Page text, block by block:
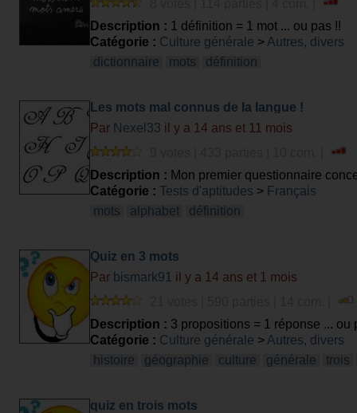
Description : 1 définition = 1 mot ... ou pas !!
Catégorie : Culture générale > Autres, divers
dictionnaire
mots définition
Les mots mal connus de la langue !
Par Nexel33 il y a 14 ans et 11 mois
Description : Mon premier questionnaire
Amusez-vous bien.
Catégorie : Tests d'aptitudes > Français
mots
alphabet définition
Quiz en 3 mots
Par bismark91 il y a 14 ans et 1 mois
Description : 3 propositions = 1 réponse ... ou
Catégorie : Culture générale > Autres, divers
histoire
géographie culture générale trois
quiz en trois mots